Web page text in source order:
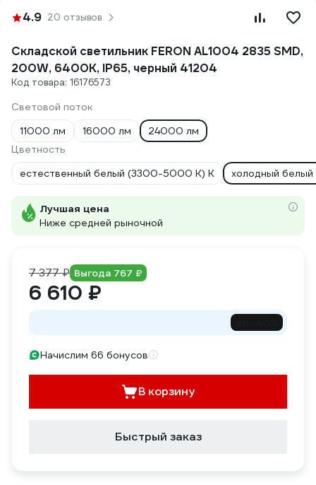
4.9 20 отзывов
Складской светильник FERON AL1004 2835 SMD,
200W, 6400K, IP65, черный 41204
Код товара: 16176573
Световой поток
11000 лм
16000 лм
24000 лм
Цветность
естественный белый (3300-5000 К) К
холодный
Лучшая цена
Ниже средней рыночной
7 377 ₽ Выгода 767 ₽
6 610 ₽
Начислим 66 бонусов
В корзину
Быстрый заказ